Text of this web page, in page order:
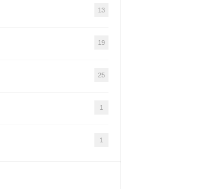
13
19
25
1
1